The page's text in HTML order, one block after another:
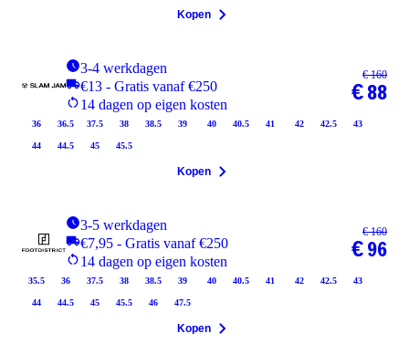
Kopen
3-4 werkdagen
€13 - Gratis vanaf €250
14 dagen op eigen kosten
36 36.5 37.5 38 38.5 39 40 40.5 41 42 42.5 43
44 44.5 45 45.5
€ 160
€ 88
Kopen
3-5 werkdagen
€7,95 - Gratis vanaf €250
14 dagen op eigen kosten
35.5 36 37.5 38 38.5 39 40 40.5 41 42 42.5 43
44 44.5 45 45.5 46 47.5
€ 160
€ 96
Kopen